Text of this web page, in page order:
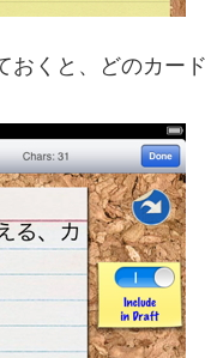
おくと、どのカー